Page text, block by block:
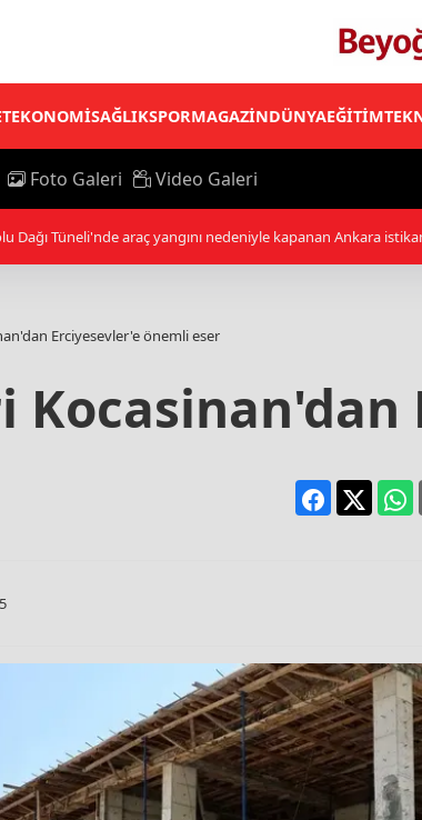
EKONOMİSAĞLIKSPORMAGAZİNDÜNYAEĞİTİM
Foto Galeri Video Galeri
Erciyesevler'e önemli eser